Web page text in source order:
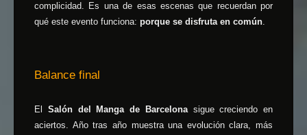
complicidad. Es una de esas escenas que recuerdan por
qué este evento funciona: porque se disfruta en común.
Balance final
El Salón del Manga de Barcelonasigue creciendo en
aciertos. Año tras año muestra una evolución clara, más